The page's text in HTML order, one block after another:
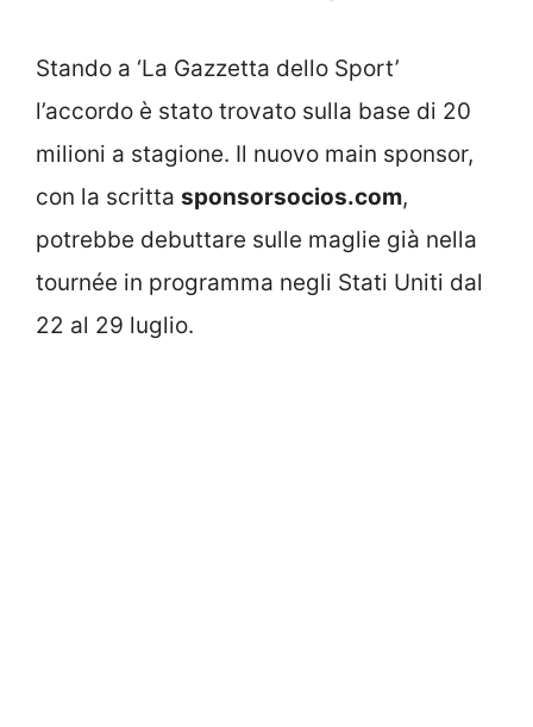
Stando a ‘La Gazzetta dello Sport’
l’accordo è stato trovato sulla base di 20
milioni a stagione. Il nuovo main sponsor,
con la scritta sponsorsocios.com,
potrebbe debuttare sulle maglie già nella
tournée in programma negli Stati Uniti dal
22 al 29 luglio.